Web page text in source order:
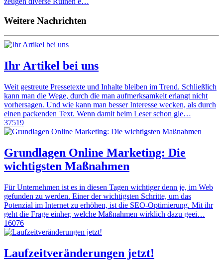
Weitere Nachrichten
Ihr Artikel bei uns
Weit gestreute Pressetexte und Inhalte bleiben im Trend. Schließlich
kann man die Wege, durch die man aufmerksamkeit erlangt nicht
vorhersagen. Und wie kann man besser Interesse wecken, als durch
einen packenden Text. Wenn damit beim Leser schon gle…
37519
Grundlagen Online Marketing: Die
wichtigsten Maßnahmen
Für Unternehmen ist es in diesen Tagen wichtiger denn je, im Web
gefunden zu werden. Einer der wichtigsten Schritte, um das
Potenzial im Internet zu erhöhen, ist die SEO-Optimierung. Mit ihr
geht die Frage einher, welche Maßnahmen wirklich dazu geei…
16076
Laufzeitveränderungen jetzt!